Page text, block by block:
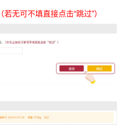
（若无可不填直接点击“跳过”）